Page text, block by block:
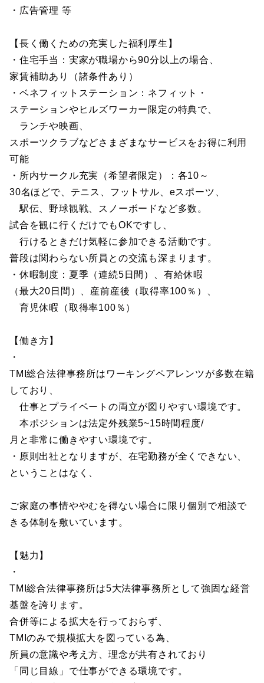
・広告管理 等
【長く働くための充実した福利厚生】
・住宅手当：実家が職場から90分以上の場合、
家賃補助あり（諸条件あり）
・ベネフィットステーション：ネフィット・
ステーションやヒルズワーカー限定の特典で、
ランチや映画、
スポーツクラブなどさまざまなサービスをお得に利用
可能
・所内サークル充実（希望者限定）：各10～
30名ほどで、テニス、フットサル、eスポーツ、
駅伝、野球観戦、スノーボードなど多数。
試合を観に行くだけでもOKですし、
行けるときだけ気軽に参加できる活動です。
普段は関わらない所員との交流も深まります。
・休暇制度：夏季（連続5日間）、有給休暇
（最大20日間）、産前産後（取得率100％）、
育児休暇（取得率100％）
【働き方】
・
TMI総合法律事務所はワーキングペアレンツが多数在籍
しており、
仕事とプライベートの両立が図りやすい環境です。
本ポジションは法定外残業5~15時間程度/
月と非常に働きやすい環境です。
・原則出社となりますが、在宅勤務が全くできない、
ということはなく、
ご家庭の事情ややむを得ない場合に限り個別で相談で
きる体制を敷いています。
【魅力】
・
TMI総合法律事務所は5大法律事務所として強固な経営
基盤を誇ります。
合併等による拡大を行っておらず、
TMIのみで規模拡大を図っている為、
所員の意識や考え方、理念が共有されており
「同じ目線」で仕事ができる環境です。